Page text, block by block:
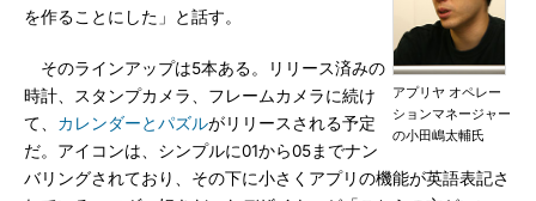
アプリヤ オペレー
ションマネージャー
の小田嶋太輔氏
を作ることにした」と話す。
そのラインアップは5本ある。リリース済みの
時計、スタンプカメラ、フレームカメラに続け
て、 カレンダーとパズルがリリースされる予定
だ。アイコンは、シンプルに01から05までナン
バリングされており、その下に小さくアプリの機能が英語表記さ